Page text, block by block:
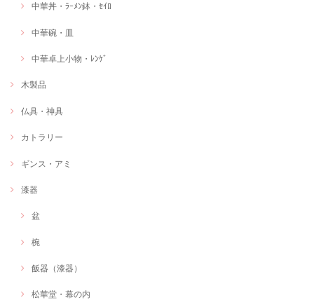
中華丼・ﾗｰﾒﾝ鉢・ｾｲﾛ
中華碗・皿
中華卓上小物・ﾚﾝｹﾞ
木製品
仏具・神具
カトラリー
ギンス・アミ
漆器
盆
椀
飯器（漆器）
松華堂・幕の内